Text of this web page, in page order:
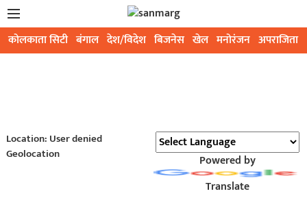
कोलकाता सिटी बंगाल देश/विदेश बिजनेस खेल मनोरंजन अपराजिता
Location: User denied
Geolocation
Powered by
Translate